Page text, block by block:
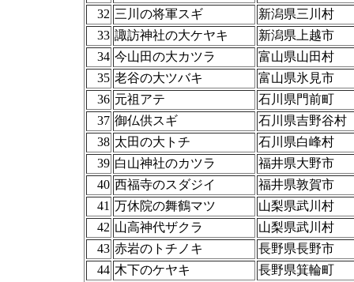
32 三川の将軍スギ
新潟県三川村
33 諏訪神社の大ケヤキ
新潟県上越市
34 今山田の大カツラ
富山県山田村
35 老谷の大ツバキ
富山県氷見市
36 元祖アテ
石川県門前町
37 御仏供スギ
石川県吉野谷村
38 太田の大トチ
石川県白峰村
39 白山神社のカツラ
福井県大野市
40 西福寺のスダジイ
福井県敦賀市
41 万休院の舞鶴マツ
山梨県武川村
42 山高神代ザクラ
山梨県武川村
43 赤岩のトチノキ
長野県長野市
44 木下のケヤキ
長野県箕輪町